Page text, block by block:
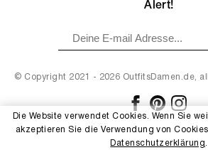
© Copyright 2021 - 2026 OutfitsDamen.de,
Alert!
Die Website verwendet Cookies. Wenn Sie
akzeptieren Sie die Verwendung von
Datenschutzerklärung